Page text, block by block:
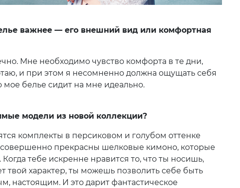
важнее — его внешний вид или комфортная
Мне необходимо чувство комфорта в те дни,
и при этом я несомненно должна ощущать себя
мое белье сидит на мне идеально.
модели из новой коллекции?
комплекты в персиковом и голубом оттенке
прекрасны шелковые кимоно, которые
тебе искренне нравится то, что ты носишь,
твой характер, ты можешь позволить себе быть
настоящим. И это дарит фантастическое